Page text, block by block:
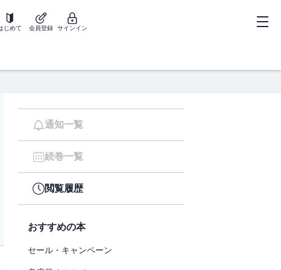
じめて 会員登録 サインイン
通知一覧
続巻一覧
閲覧履歴
おすすめの本
セール・キャンペーン